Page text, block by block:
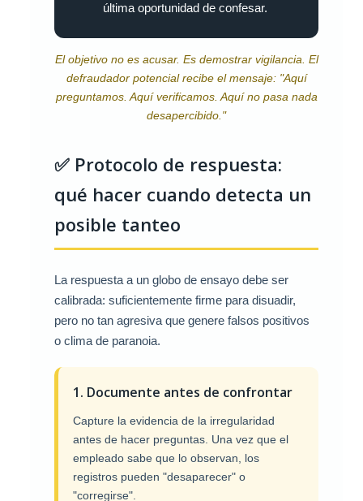
última oportunidad de confesar.
El objetivo no es acusar. Es demostrar vigilancia. El
defraudador potencial recibe el mensaje: "Aquí
preguntamos. Aquí verificamos. Aquí no pasa nada
desapercibido."
✅ Protocolo de respuesta:
qué hacer cuando detecta un
posible tanteo
La respuesta a un globo de ensayo debe ser
calibrada: suficientemente firme para disuadir,
pero no tan agresiva que genere falsos positivos
o clima de paranoia.
1. Documente antes de confrontar
Capture la evidencia de la irregularidad
antes de hacer preguntas. Una vez que el
empleado sabe que lo observan, los
registros pueden "desaparecer" o
"corregirse".